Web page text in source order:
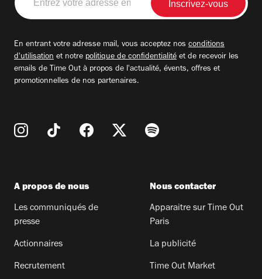
votre
adresse
En entrant votre adresse mail, vous acceptez nos conditions
d'utilisation et notre politique de confidentialité et de recevoir les
emails de Time Out à propos de l'actualité, évents, offres et
promotionnelles de nos partenaires.
A propos de nous
Les communiqués de
presse
Actionnaires
Recrutement
Nous contacter
Apparaitre sur Time Out
Paris
La publicité
Time Out Market